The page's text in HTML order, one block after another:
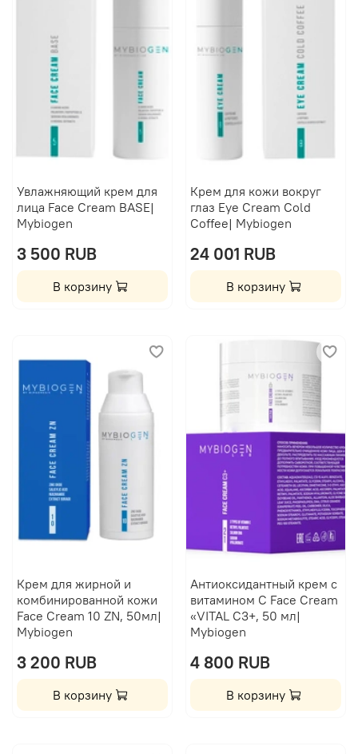
Увлажняющий крем для
лица Face Cream BASE|
Mybiogen
3 500 RUB
В корзину
Крем для кожи вокруг
глаз Eye Cream Cold
Coffee| Mybiogen
24 001 RUB
В корзину
Крем для жирной и
комбинированной кожи
Face Cream 10 ZN, 50мл|
Mybiogen
3 200 RUB
В корзину
Антиоксидантный крем с
витамином C Face Cream
«VITAL С3+, 50 мл|
Mybiogen
4 800 RUB
В корзину